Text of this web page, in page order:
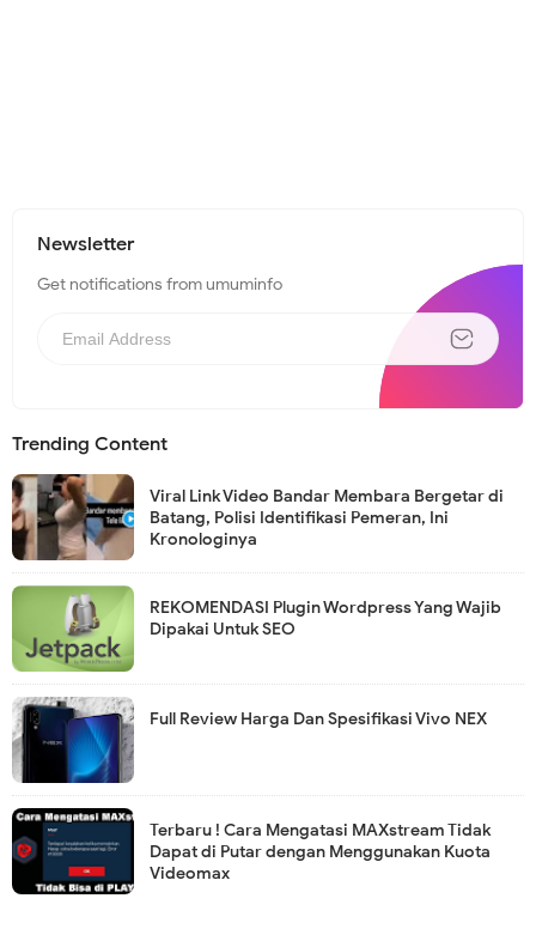
Newsletter
Get notifications from umuminfo
Trending Content
Viral Link Video Bandar Membara Bergetar di
Batang, Polisi Identifikasi Pemeran, Ini
Kronologinya
REKOMENDASI Plugin Wordpress Yang Wajib
Dipakai Untuk SEO
Full Review Harga Dan Spesifikasi Vivo NEX
Terbaru ! Cara Mengatasi MAXstream Tidak
Dapat di Putar dengan Menggunakan Kuota
Videomax